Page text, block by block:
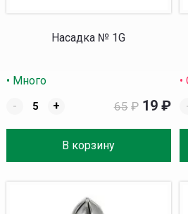
Насадка № 1G
• Много
-
+
В корзину
65 ₽ 19 ₽